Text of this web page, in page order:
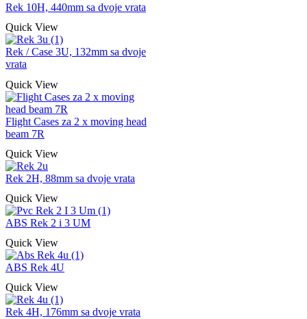
Rek 10H, 440mm sa dvoje vrata
Quick View
Rek / Case 3U, 132mm sa dvoje
vrata
Quick View
Flight Cases za 2 x moving head
beam 7R
Quick View
Rek 2H, 88mm sa dvoje vrata
Quick View
ABS Rek 2 i 3 UM
Quick View
ABS Rek 4U
Quick View
Rek 4H, 176mm sa dvoje vrata